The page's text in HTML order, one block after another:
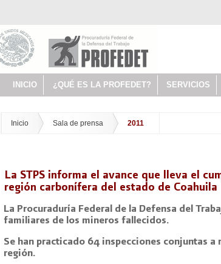
INICIO ¿QUÉ ES LA PROFEDET? SERVICIOS
Inicio Sala de prensa 2011
La STPS informa el avance que lleva el
región carbonífera del estado de Coahuila
La Procuraduría Federal de la Defensa del
familiares de los mineros fallecidos.
Se han practicado 64 inspecciones conjuntas a
región.